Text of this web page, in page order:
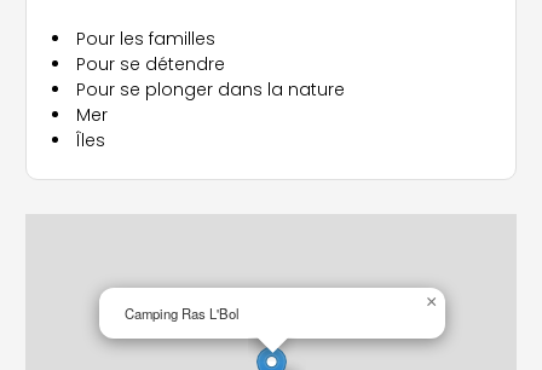
Pour les familles
Pour se détendre
Pour se plonger dans la nature
Mer
Îles
Camping Ras L'Bol
×